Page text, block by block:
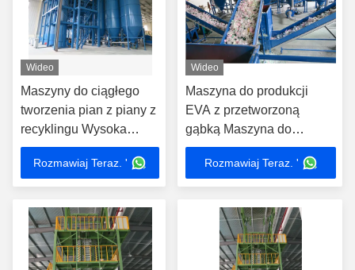
Wideo
Maszyny do ciągłego
tworzenia pian z piany z
recyklingu Wysoka
wydajność Niska
tolerancja gęstości
Rozmawiaj Teraz. '
Wideo
Maszyna do produkcji
EVA z przetworzoną
gąbką Maszyna do
trzykrotnego tworzenia
pianki Gąbka
cynlydryczna
Rozmawiaj Teraz. '